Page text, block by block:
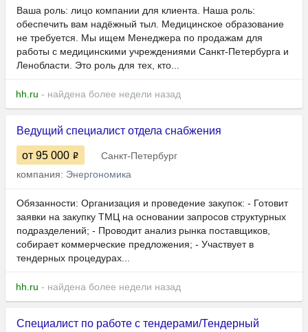
Ваша роль: лицо компании для клиента. Наша роль:
обеспечить вам надёжный тыл. Медицинское образование
не требуется. Мы ищем Менеджера по продажам для
работы с медицинскими учреждениями Санкт-Петербурга и
Ленобласти. Это роль для тех, кто...
hh.ru - найдена более недели назад
Ведущий специалист отдела снабжения
от 95 000
Санкт-Петербург
компания: Энергономика
Обязанности: Организация и проведение закупок: - Готовит
заявки на закупку ТМЦ на основании запросов структурных
подразделений; - Проводит анализ рынка поставщиков,
собирает коммерческие предложения; - Участвует в
тендерных процедурах...
hh.ru - найдена более недели назад
Специалист по работе с тендерами/Тендерный